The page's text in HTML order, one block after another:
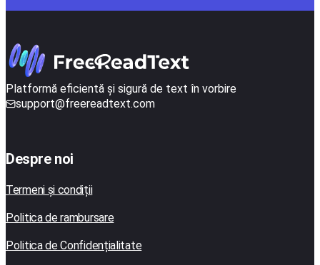
Platformă eficientă și sigură de text în vorbire
support@freereadtext.com
Despre noi
Termeni și condiții
Politica de rambursare
Politica de Confidențialitate